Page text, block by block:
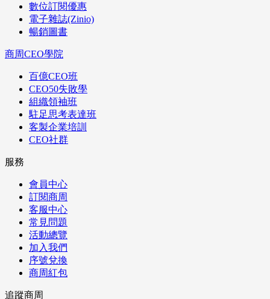
數位訂閱優惠
電子雜誌(Zinio)
暢銷圖書
商周CEO學院
百億CEO班
CEO50失敗學
組織領袖班
駐足思考表達班
客製企業培訓
CEO社群
服務
會員中心
訂閱商周
客服中心
常見問題
活動總覽
加入我們
序號兌換
商周紅包
追蹤商周